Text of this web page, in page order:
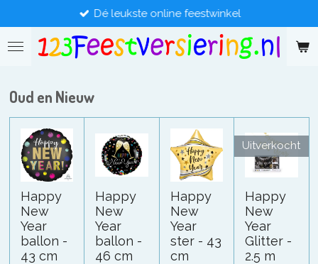
direct
naar
Dé leukste online feestwinkel
Oud en Nieuw
Happy
New
Year
ballon -
43 cm
Happy
New
Year
ballon -
46 cm
Happy
New
Year
ster - 43
cm
Uitverkocht
Happy
New
Year
Glitter -
2.5 m